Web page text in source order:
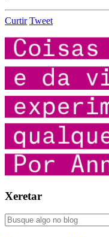
Curtir Tweet
Xeretar